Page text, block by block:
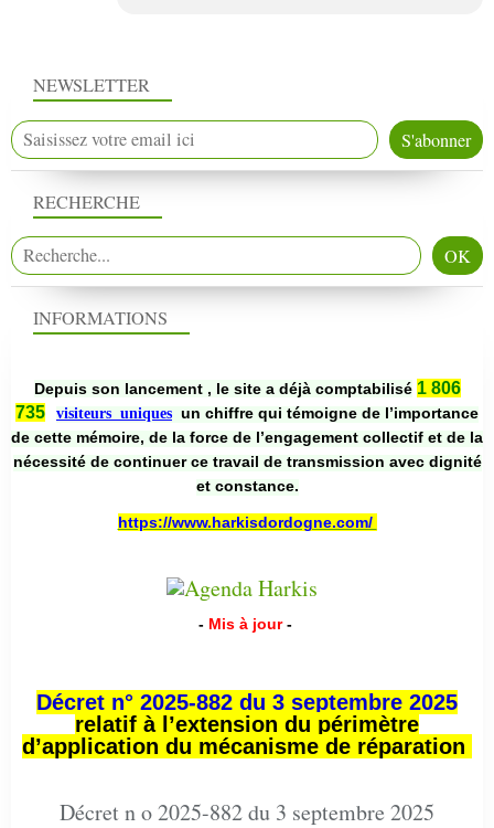
NEWSLETTER
RECHERCHE
INFORMATIONS
Depuis son lancement , le site a déjà comptabilisé 1 806
735
visiteurs uniques un chiffre qui témoigne de l’importance
de cette mémoire, de la force de l’engagement collectif et de la
nécessité de continuer ce travail de transmission avec dignité
et constance.
https://www.harkisdordogne.com/
- Mis à jour -
Décret n° 2025-882 du 3 septembre 2025
relatif à l’extension du périmètre
d’application du mécanisme de réparation
Décret n o 2025-882 du 3 septembre 2025